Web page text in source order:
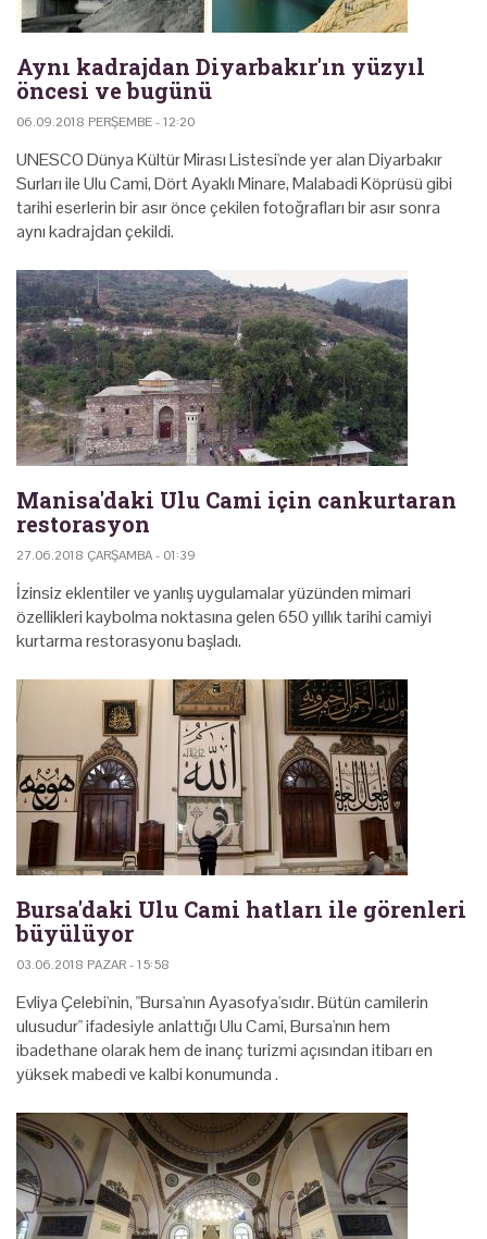
Aynı kadrajdan Diyarbakır'ın yüzyıl
öncesi ve bugünü
06.09.2018 PERŞEMBE - 12:20
UNESCO Dünya Kültür Mirası Listesi'nde yer alan Diyarbakır
Surları ile Ulu Cami, Dört Ayaklı Minare, Malabadi Köprüsü gibi
tarihi eserlerin bir asır önce çekilen fotoğrafları bir asır sonra
aynı kadrajdan çekildi.
Manisa'daki Ulu Cami için cankurtaran
restorasyon
27.06.2018 ÇARŞAMBA - 01:39
İzinsiz eklentiler ve yanlış uygulamalar yüzünden mimari
özellikleri kaybolma noktasına gelen 650 yıllık tarihi camiyi
kurtarma restorasyonu başladı.
Bursa'daki Ulu Cami hatları ile görenleri
büyülüyor
03.06.2018 PAZAR - 15:58
Evliya Çelebi'nin, "Bursa'nın Ayasofya'sıdır. Bütün camilerin
ulusudur" ifadesiyle anlattığı Ulu Cami, Bursa'nın hem
ibadethane olarak hem de inanç turizmi açısından itibarı en
yüksek mabedi ve kalbi konumunda .